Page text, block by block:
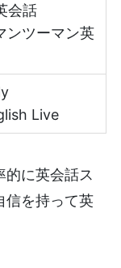
会話
ンツーマン英
Live
的に英会話ス
信を持って英